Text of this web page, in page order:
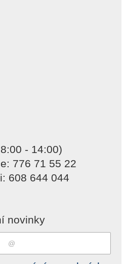
- 14:00)
776 71 55 22
608 644 044
novinky